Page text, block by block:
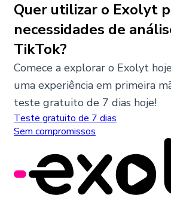
Quer utilizar o Exolyt
necessidades de
TikTok?
Comece a explorar o Exolyt
uma experiência em primeira
teste gratuito de 7 dias hoje!
Teste gratuito de 7 dias
Sem compromissos